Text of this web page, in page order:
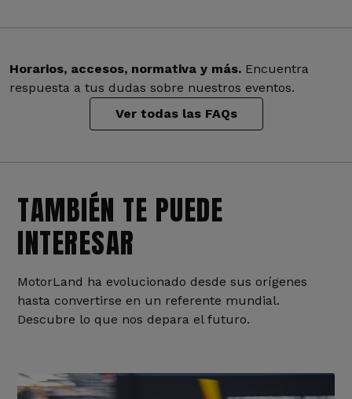
Horarios, accesos, normativa y más. Encuentra
respuesta a tus dudas sobre nuestros eventos.
Ver todas las FAQs
TAMBIÉN TE PUEDE
INTERESAR
MotorLand ha evolucionado desde sus orígenes
hasta convertirse en un referente mundial.
Descubre lo que nos depara el futuro.